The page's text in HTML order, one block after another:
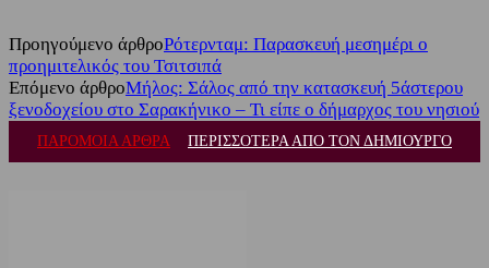
Προηγούμενο άρθροΡότερνταμ: Παρασκευή μεσημέρι ο
προημιτελικός του Τσιτσιπά
Επόμενο άρθροΜήλος: Σάλος από την κατασκευή 5άστερου
ξενοδοχείου στο Σαρακήνικο – Τι είπε ο δήμαρχος του νησιού
ΠΑΡΟΜΟΙΑ ΑΡΘΡΑ ΠΕΡΙΣΣΟΤΕΡΑ ΑΠΟ ΤΟΝ ΔΗΜΙΟΥΡΓΟ